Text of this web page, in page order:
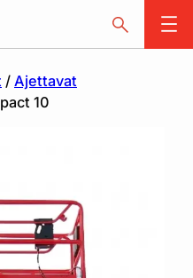
/ Ajettavat
10